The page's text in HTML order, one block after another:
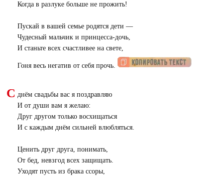
Когда в разлуке больше не прожить!
Пускай в вашей семье родятся дети —
Чудесный мальчик и принцесса-дочь,
И станьте всех счастливее на свете,
Гоня весь негатив от себя прочь.
С днём свадьбы вас я поздравляю
И от души вам я желаю:
Друг другом только восхищаться
И с каждым днём сильней влюбляться.
Ценить друг друга, понимать,
От бед, невзгод всех защищать.
Уходят пусть из брака ссоры,